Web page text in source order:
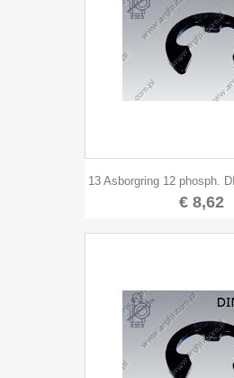
13 Asborgring 12 phosph.
€ 8,62